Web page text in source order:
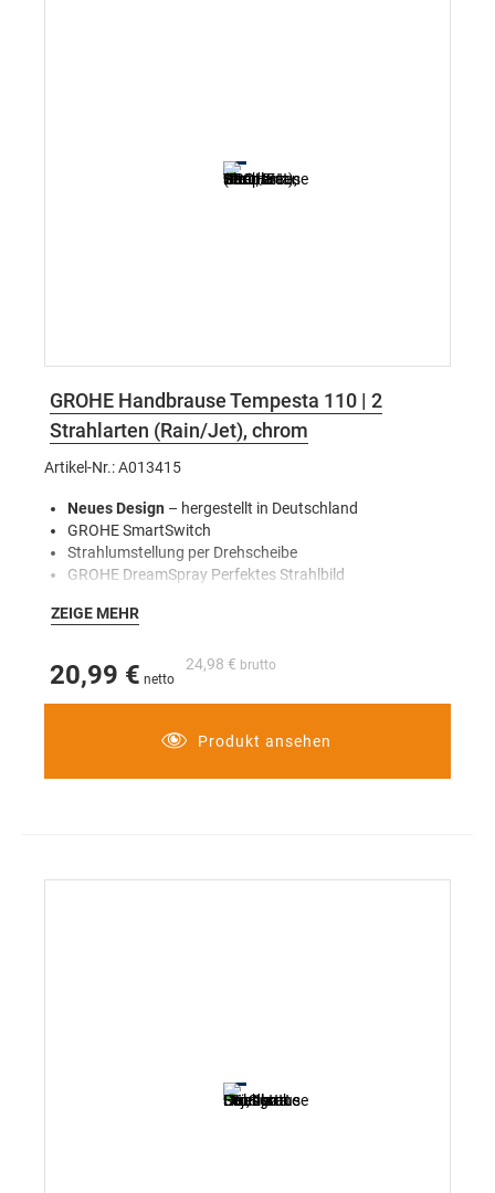
GROHE Handbrause Tempesta 110 | 2
Strahlarten (Rain/Jet), chrom
Artikel-Nr.: A013415
Neues Design – hergestellt in Deutschland
GROHE SmartSwitch
Strahlumstellung per Drehscheibe
GROHE DreamSpray Perfektes Strahlbild
2 verschiedene Strahlarten
Inner WaterGuide
Innenliegende separate Wasserführung
ShockProof Silikonring zum Schutz vor Beschädigung
bei Herunterfallen der Handbrause
Maximaler Durchfluss (bei 3 bar): 13,5 l/min
ZEIGE MEHR
24,98 €
20,99 €
Produkt ansehen